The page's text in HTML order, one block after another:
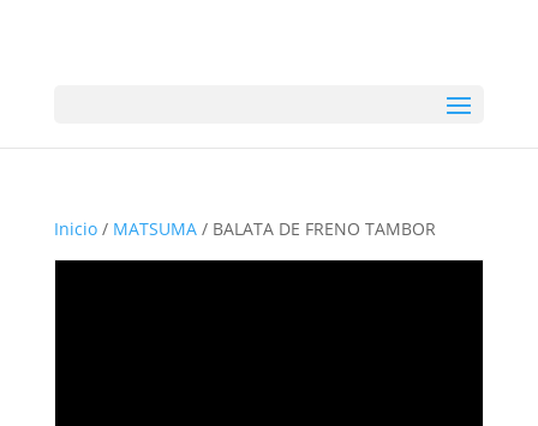
Inicio/ MATSUMA/ BALATA DE FRENO TAMBOR